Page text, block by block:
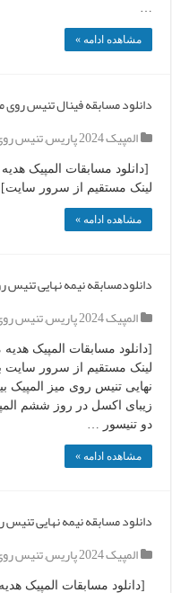
…
مشاهده ادامه »
دانلود مسابقه فینال تنیس روی میز
المپیک 2024 پاریس
,تنیس
[دانلود مسابقات المپیک
لینک مستقیم از سرور سایت]
مشاهده ادامه »
دانلودمسابقه نیمه نهایی تنیس روی
المپیک 2024 پاریس
,تنیس
[دانلود مسابقات المپیک
لینک مستقیم از سرور سایت
نهایی تنیس روی میز المپیک
زیبای اکسل در روز ششم
دو تنیسور …
مشاهده ادامه »
دانلود مسابقه نیمه نهایی تنیس روی میز
المپیک 2024 پاریس
,تنیس
[دانلود مسابقات المپیک